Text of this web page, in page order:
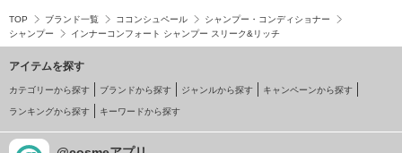
TOP ブランド一覧 ココンシュペール
シャンプー・コンディショナー
シャンプー
インナーコンフォート シャンプー スリーク&リッチ
アイテムを探す
カテゴリーから探す ブランドから探す ジャンルから探す キャンペーンから探す
ランキングから探す キーワードから探す